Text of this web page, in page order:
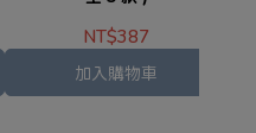
NT$387
加入購物車